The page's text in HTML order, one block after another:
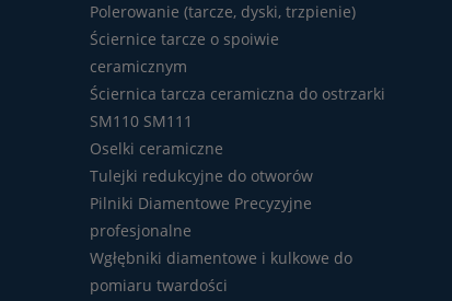
Polerowanie (tarcze, dyski, trzpienie)
Ściernice tarcze o spoiwie
ceramicznym
Ściernica tarcza ceramiczna do ostrzarki
SM110 SM111
Oselki ceramiczne
Tulejki redukcyjne do otworów
Pilniki Diamentowe Precyzyjne
profesjonalne
Wgłębniki diamentowe i kulkowe do
pomiaru twardości